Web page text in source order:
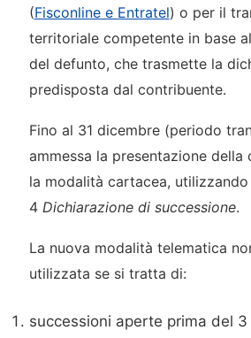
(Fisconline e Entratel) o per il
territoriale competente in base
del defunto, che trasmette la
predisposta dal contribuente.
Fino al 31 dicembre (periodo
ammessa la presentazione della
la modalità cartacea,
4 Dichiarazione di successione.
La nuova modalità telematica
utilizzata se si tratta di:
successioni aperte prima del